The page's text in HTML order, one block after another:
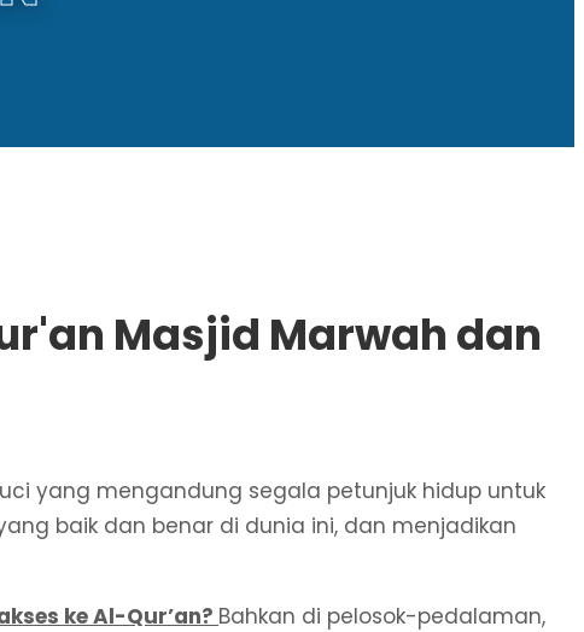
Masjid Marwah dan
yang mengandung segala petunjuk hidup untuk
baik dan benar di dunia ini, dan menjadikan
ke Al-Qur’an? Bahkan di pelosok-pedalaman,